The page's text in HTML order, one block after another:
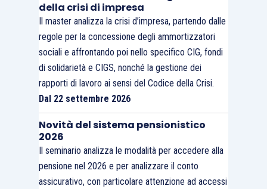
della crisi di impresa
Il master analizza la crisi d’impresa, partendo dalle
regole per la concessione degli ammortizzatori
sociali e affrontando poi nello specifico CIG, fondi
di solidarietà e CIGS, nonché la gestione dei
rapporti di lavoro ai sensi del Codice della Crisi.
Dal 22 settembre 2026
Novità del sistema pensionistico
2026
Il seminario analizza le modalità per accedere alla
pensione nel 2026 e per analizzare il conto
assicurativo, con particolare attenzione ad accessi